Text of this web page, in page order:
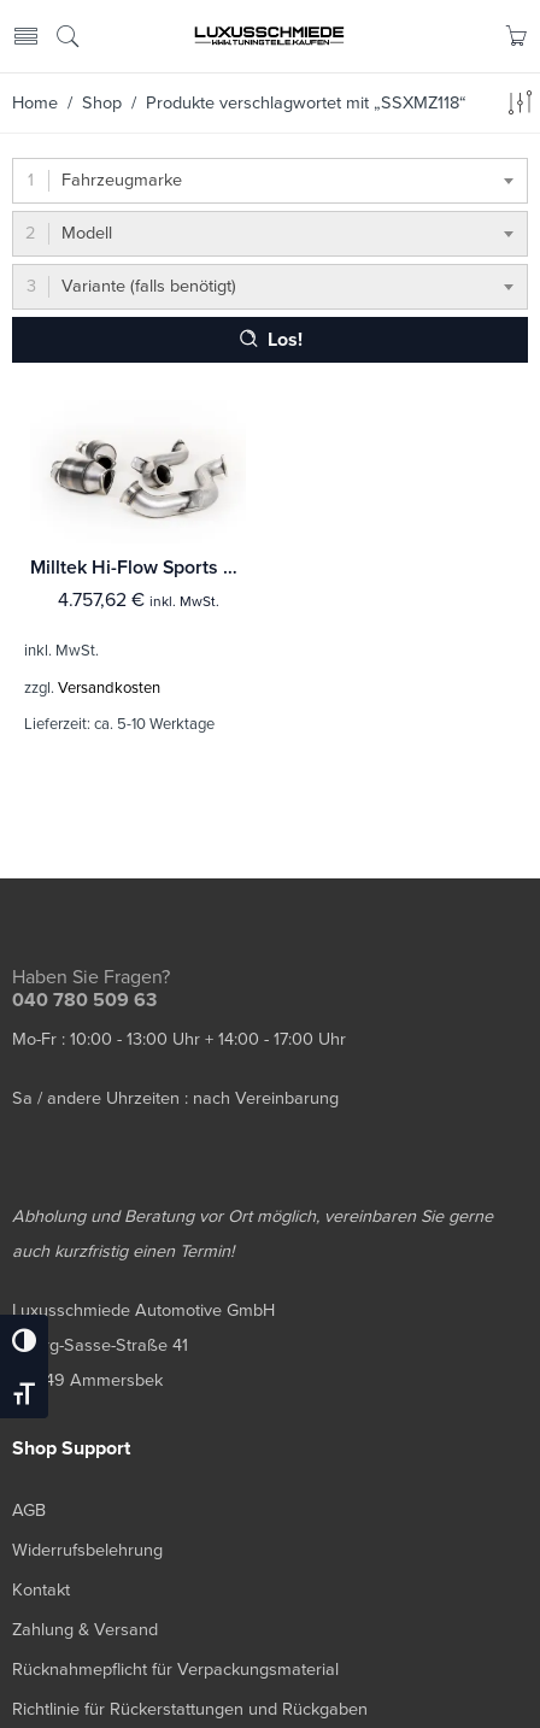
Umschalten Auf Hohe Kontraste
Schrift Vergrößern
Home / Shop / Produkte verschlagwortet mit „SSXMZ118“
Fahrzeugmarke
Modell
Variante (falls benötigt)
Los!
Milltek Hi-Flow Sports Cat und Downpipe Mercedes C-Class C63 & C63 S (W205) Limousine 4.0 Bi-Turbo V8 (Fahrzeuge mit OPF/GPF)
4.757,62 € inkl. MwSt.
inkl. MwSt.
zzgl. Versandkosten
Lieferzeit: ca. 5-10 Werktage
Haben Sie Fragen?
040 780 509 63
Mo-Fr : 10:00 - 13:00 Uhr + 14:00 - 17:00 Uhr
Sa / andere Uhrzeiten : nach Vereinbarung
Abholung und Beratung vor Ort möglich, vereinbaren Sie gerne
auch kurzfristig einen Termin!
Luxusschmiede Automotive GmbH
Georg-Sasse-Straße 41
22949 Ammersbek
Shop Support
AGB
Widerrufsbelehrung
Kontakt
Zahlung & Versand
Rücknahmepflicht für Verpackungsmaterial
Richtlinie für Rückerstattungen und Rückgaben